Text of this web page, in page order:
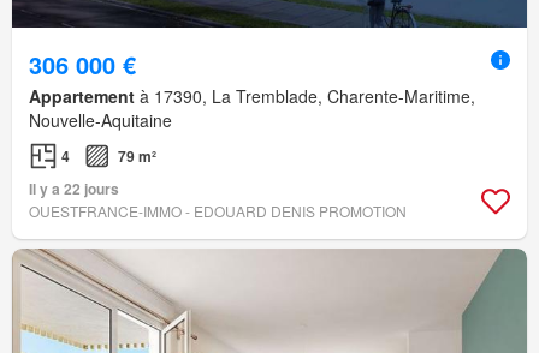
306 000 €
Appartement à 17390, La Tremblade, Charente-Maritime,
Nouvelle-Aquitaine
4
79 m²
Il y a 22 jours
OUESTFRANCE-IMMO - EDOUARD DENIS PROMOTION